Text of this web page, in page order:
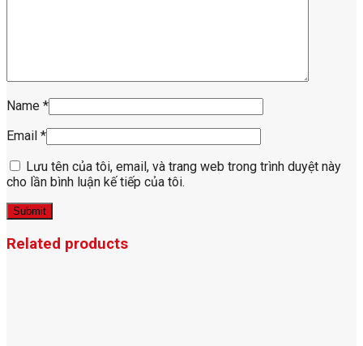
Name *
Email *
Lưu tên của tôi, email, và trang web trong trình duyệt này
cho lần bình luận kế tiếp của tôi.
Related products